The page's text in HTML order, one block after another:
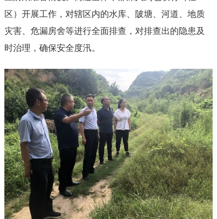
区）开展工作，对辖区内的水库、陂塘、河道、地质
灾害、危漏房舍等进行全面排查，对排查出的隐患及
时治理，确保安全度汛。